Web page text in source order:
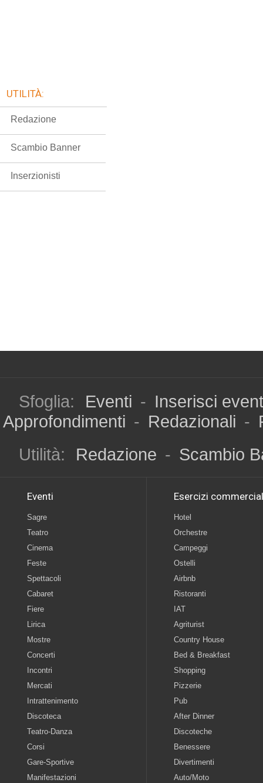
UTILITÀ:
Redazione
Scambio Banner
Inserzionisti
Sfoglia: Eventi - Inserisci
Approfondimenti - Redazionali -
Utilità:
Redazione - Scambio
Eventi
Sagre
Teatro
Cinema
Feste
Spettacoli
Cabaret
Fiere
Lirica
Mostre
Concerti
Incontri
Mercati
Intrattenimento
Discoteca
Teatro-Danza
Corsi
Gare-Sportive
Manifestazioni
Esercizi
Hotel
Orchestre
Campeggi
Ostelli
Airbnb
Ristoranti
IAT
Agriturist
Country House
Bed & Breakfast
Shopping
Pizzerie
Pub
After Dinner
Discoteche
Benessere
Divertimenti
Auto/Moto